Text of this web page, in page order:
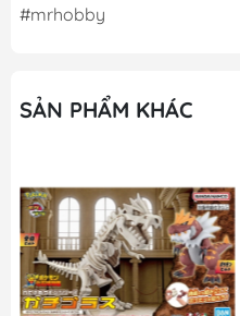
#mrhobby
SẢN PHẨM KHÁC